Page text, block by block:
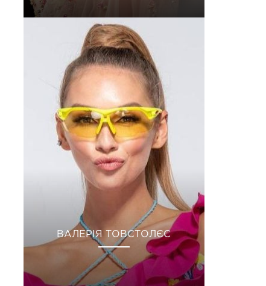
ВАЛЕРІЯ ТОВСТОЛЄС